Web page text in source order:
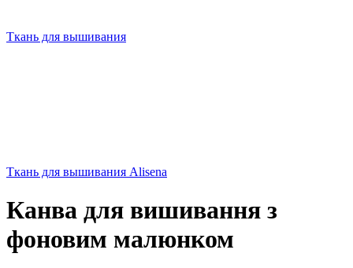
Ткань для вышивания
Ткань для вышивания Alisena
Канва для вишивання з
фоновим малюнком